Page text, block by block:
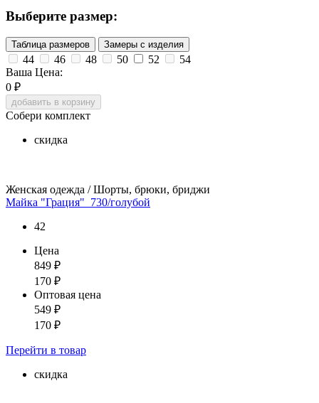
Выберите размер:
Таблица размеров Замеры с изделия
44 46 48 50 52
54
Ваша Цена:
0 ₽
добавить в корзину
Собери комплект
скидка
Женская одежда / Шорты, брюки, бриджи
Майка "Грация"_730/голубой
42
Цена
849 ₽
170 ₽
Оптовая цена
549 ₽
170 ₽
Перейти в товар
скидка